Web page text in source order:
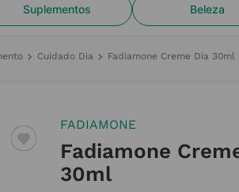
Suplementos Beleza
Cuidado Dia Fadiamone Creme Dia 30ml
FADIAMONE
Fadiamone
30ml